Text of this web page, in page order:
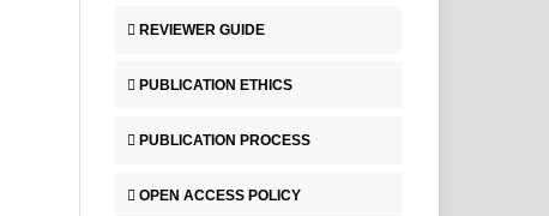
REVIEWER GUIDE
PUBLICATION ETHICS
PUBLICATION PROCESS
OPEN ACCESS POLICY